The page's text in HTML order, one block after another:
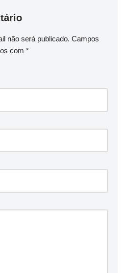
não será publicado. Campos
com *